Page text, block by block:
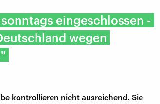
eingeschlossen -
wegen
kontrollieren nicht ausreichend. Sie